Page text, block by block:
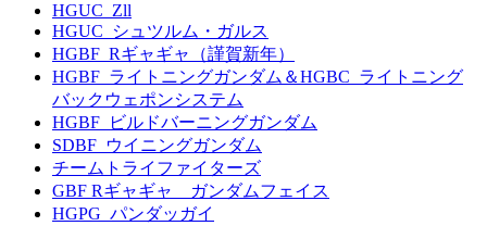
HGUC_Zll
HGUC_シュツルム・ガルス
HGBF_Rギャギャ（謹賀新年）
HGBF_ライトニングガンダム＆HGBC_ライトニング
バックウェポンシステム
HGBF_ビルドバーニングガンダム
SDBF_ウイニングガンダム
チームトライファイターズ
GBF Rギャギャ ガンダムフェイス
HGPG_パンダッガイ